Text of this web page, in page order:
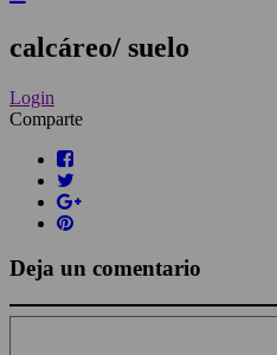
calcáreo/ suelo
Login
Comparte
Deja un comentario